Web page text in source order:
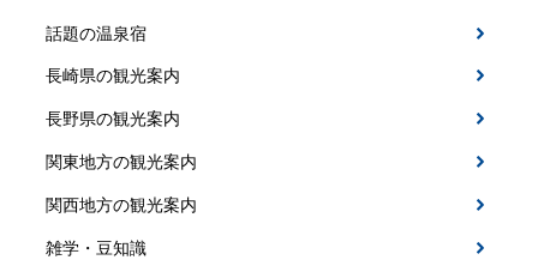
話題の温泉宿
長崎県の観光案内
長野県の観光案内
関東地方の観光案内
関西地方の観光案内
雑学・豆知識